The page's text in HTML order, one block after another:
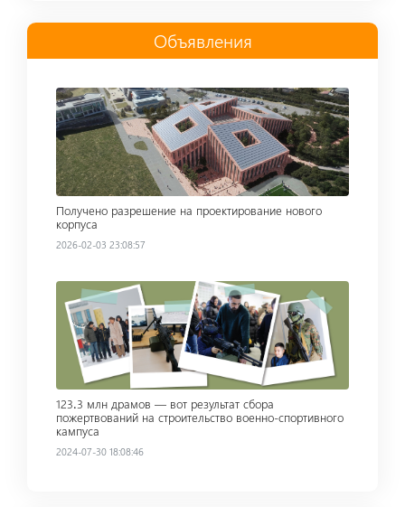
Oбъявления
Read more
Получено разрешение на проектирование нового
корпуса
2026-02-03 23:08:57
Read more
123․3 млн драмов — вот результат сбора
пожертвований на строительство военно-спортивного
кампуса
2024-07-30 18:08:46